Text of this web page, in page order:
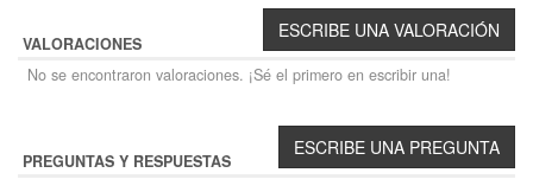
VALORACIONES
No se encontraron valoraciones. ¡Sé el primero en escribir una!
PREGUNTAS Y RESPUESTAS